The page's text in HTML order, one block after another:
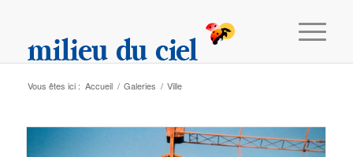
Vous êtes ici : Accueil / Galeries / Ville